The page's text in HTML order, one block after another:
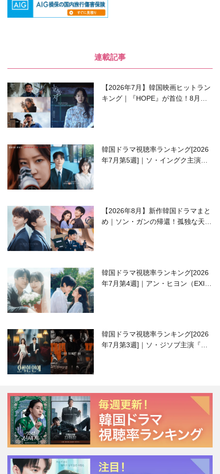
連載記事
【2026年7月】韓国映画ヒットラン
キング｜『HOPE』が首位！8月公
韓国ドラマ視聴率ランキング[2026
年7月第5週]｜ソ・イングク主演の
【2026年8月】新作韓国ドラマまと
め｜ソン・ガンの帰還！孤独な天才
韓国ドラマ視聴率ランキング[2026
年7月第4週]｜アン・ヒヨン（EXID
韓国ドラマ視聴率ランキング[2026
年7月第3週]｜ソ・ジソブ主演『エ